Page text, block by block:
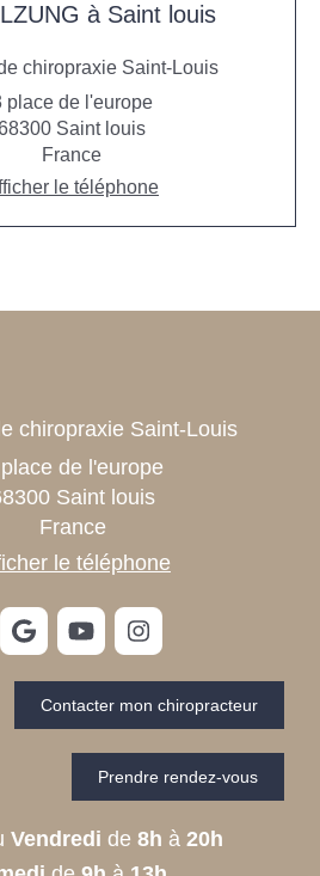
à Saint louis
chiropraxie Saint-Louis
place de l'europe
Saint louis
France
le téléphone
chiropraxie Saint-Louis
de l'europe
Saint louis
France
le téléphone
Contacter mon chiropracteur
Prendre rendez-vous
Vendredi de 8h à 20h